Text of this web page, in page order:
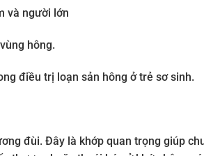
và người lớn
hông.
điều trị loạn sản hông ở trẻ sơ sinh.
đùi. Đây là khớp quan trọng giúp